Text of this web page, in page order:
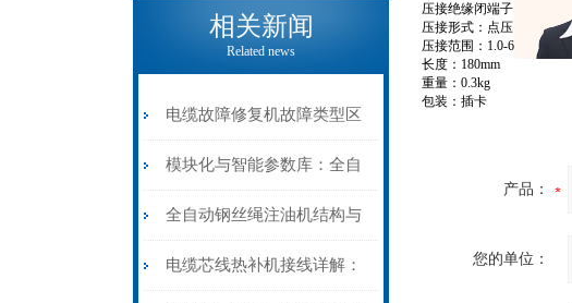
相关新闻
Related news
电缆故障修复机故障类型区
分指南：从“绝缘电
阻”到“波形特征”的精准诊
断逻辑
模块化与智能参数库：全自
动电缆修复机的快速换型逻
辑
全自动钢丝绳注油机结构与
工作原理：揭秘高效润滑的
电缆芯线热补机接线详解：
压接绝缘闭端子（压线帽）
压接形式：点压
压接范围：1.0-6.0mm2
长度：180mm
重量：0.3kg
包装：插卡
产品：
您的单位：